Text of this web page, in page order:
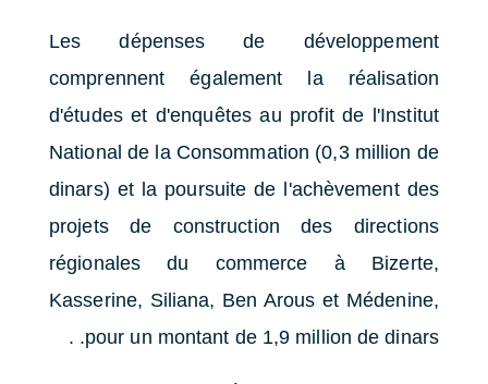
Les dépenses de développement
comprennent également la réalisation
d'études et d'enquêtes au profit de l'Institut
National de la Consommation (0,3 million de
dinars) et la poursuite de l'achèvement des
projets de construction des directions
régionales du commerce à Bizerte,
Kasserine, Siliana, Ben Arous et Médenine,
pour un montant de 1,9 million de dinars. .